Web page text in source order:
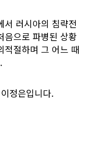
서 러시아의 침략전
음으로 파병된 상황
적절하며 그 어느 때
정은입니다.